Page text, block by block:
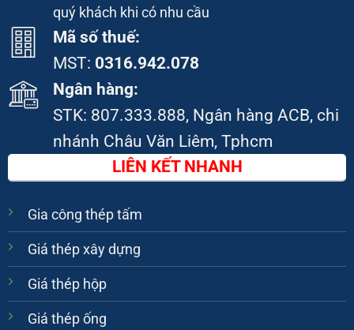
quý khách khi có nhu cầu
Mã số thuế:
MST: 0316.942.078
Ngân hàng:
STK: 807.333.888, Ngân hàng ACB, chi
nhánh Châu Văn Liêm, Tphcm
LIÊN KẾT NHANH
Gia công thép tấm
Giá thép xây dựng
Giá thép hộp
Giá thép ống